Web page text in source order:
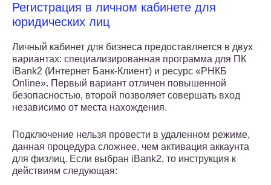
Регистрация в личном кабинете для
юридических лиц
Личный кабинет для бизнеса предоставляется в двух
вариантах: специализированная программа для ПК
iBank2 (Интернет Банк-Клиент) и ресурс «РНКБ
Online». Первый вариант отличен повышенной
безопасностью, второй позволяет совершать вход
независимо от места нахождения.
Подключение нельзя провести в удаленном режиме,
данная процедура сложнее, чем активация аккаунта
для физлиц. Если выбран iBank2, то инструкция к
действиям следующая: